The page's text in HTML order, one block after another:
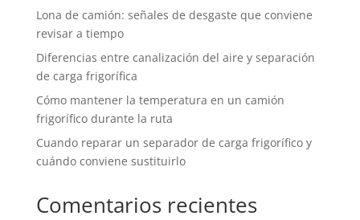
Lona de camión: señales de desgaste que conviene
revisar a tiempo
Diferencias entre canalización del aire y separación
de carga frigorífica
Cómo mantener la temperatura en un camión
frigorífico durante la ruta
Cuando reparar un separador de carga frigorífico y
cuándo conviene sustituirlo
Comentarios recientes